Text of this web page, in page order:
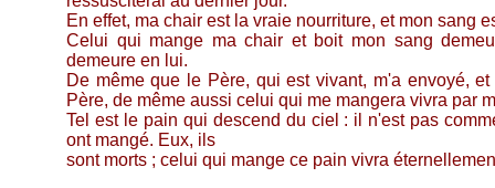
En effet, ma chair est la vraie nourriture, et mon sang
Celui qui mange ma chair et boit mon sang
demeure en lui.
De même que le Père, qui est vivant, m'a envoyé,
Père, de même aussi celui qui me mangera vivra par
Tel est le pain qui descend du ciel : il n'est pas
ont mangé. Eux, ils
sont morts ; celui qui mange ce pain vivra